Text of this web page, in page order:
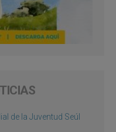
de la Juventud Seúl